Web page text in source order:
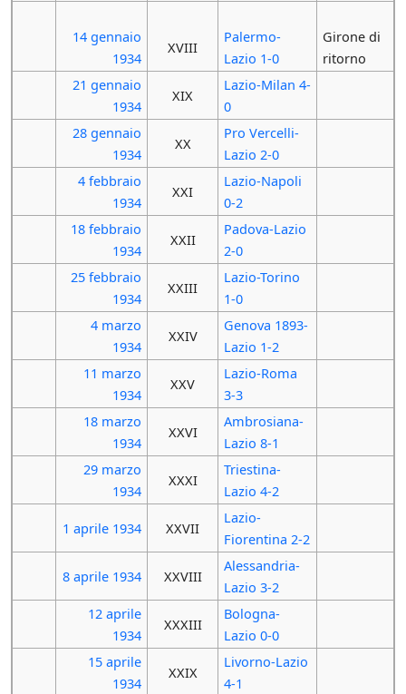
14 gennaio
1934
XVIII
Palermo-
Lazio 1-0
Girone di
ritorno
21 gennaio
1934
XIX
Lazio-Milan 4-
0
28 gennaio
1934
XX
Pro Vercelli-
Lazio 2-0
4 febbraio
1934
XXI
Lazio-Napoli
0-2
18 febbraio
1934
XXII
Padova-Lazio
2-0
25 febbraio
1934
XXIII
Lazio-Torino
1-0
4 marzo
1934
XXIV
Genova 1893-
Lazio 1-2
11 marzo
1934
XXV
Lazio-Roma
3-3
18 marzo
1934
XXVI
Ambrosiana-
Lazio 8-1
29 marzo
1934
XXXI
Triestina-
Lazio 4-2
1 aprile 1934 XXVII
Lazio-
Fiorentina 2-2
8 aprile 1934 XXVIII
Alessandria-
Lazio 3-2
12 aprile
1934
XXXIII
Bologna-
Lazio 0-0
15 aprile
1934
XXIX
Livorno-Lazio
4-1